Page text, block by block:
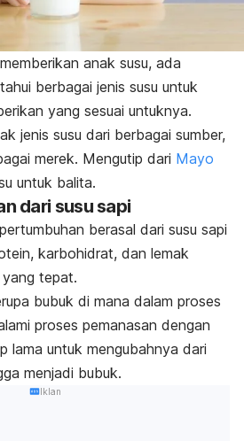
anak susu, ada
berbagai jenis susu untuk
yang sesuai untuknya.
jenis susu dari berbagai sumber,
merek. Mengutip dari Mayo
untuk balita.
dari susu sapi
berasal dari susu sapi
karbohidrat, dan lemak
tepat.
bubuk di mana dalam proses
proses pemanasan dengan
lama untuk mengubahnya dari
menjadi bubuk.
Iklan